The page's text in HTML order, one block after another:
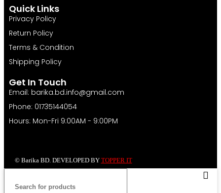
Quick Links
Privacy Policy
Return Policy
Terms & Condition
Shipping Policy
Get In Touch
Email: barika.bd.info@gmail.com
Phone: 01735144054
Hours: Mon-Fri 9:00AM - 9:00PM
© Barika BD. DEVELOPED BY TOPPER IT